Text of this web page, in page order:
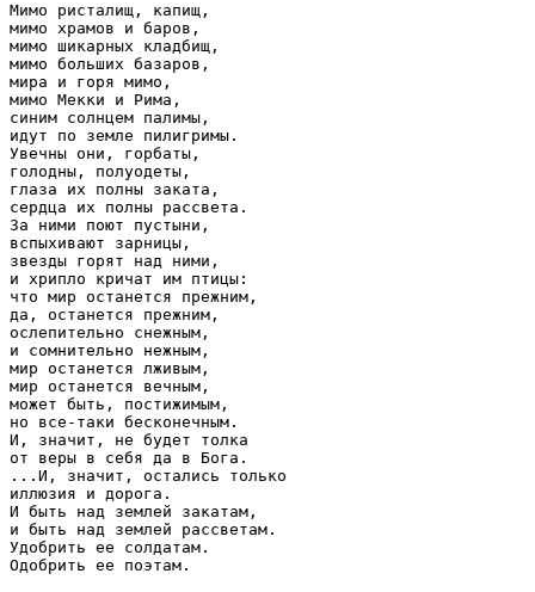
Мимо ристалищ, капищ,
мимо храмов и баров,
мимо шикарных кладбищ,
мимо больших базаров,
мира и горя мимо,
мимо Мекки и Рима,
синим солнцем палимы,
идут по земле пилигримы.
Увечны они, горбаты,
голодны, полуодеты,
глаза их полны заката,
сердца их полны рассвета.
За ними поют пустыни,
вспыхивают зарницы,
звезды горят над ними,
и хрипло кричат им птицы:
что мир останется прежним,
да, останется прежним,
ослепительно снежным,
и сомнительно нежным,
мир останется лживым,
мир останется вечным,
может быть, постижимым,
но все-таки бесконечным.
И, значит, не будет толка
от веры в себя да в Бога.
...И, значит, остались только
иллюзия и дорога.
И быть над землей закатам,
и быть над землей рассветам.
Удобрить ее солдатам.
Одобрить ее поэтам.